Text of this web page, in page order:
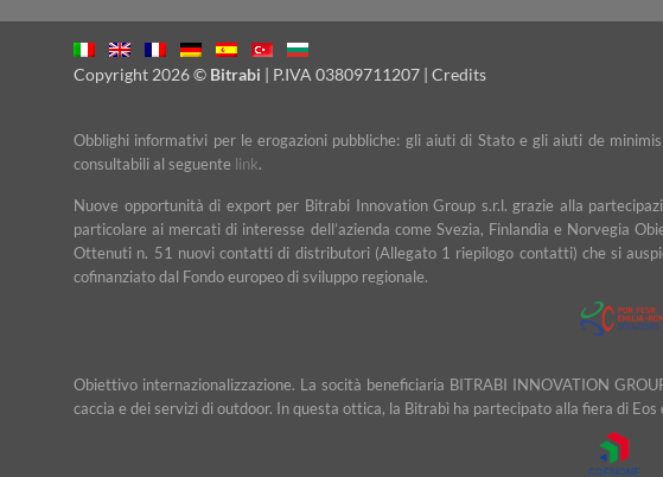
Copyright 2026 © Bitrabi | P.IVA 03809711207 | Credits
Obblighi informativi per le erogazioni pubbliche: gli aiuti di Stato e gli aiuti de
consultabili al seguente link.
Nuove opportunità di export per Bitrabi Innovation Group s.r.l. grazie alla
particolare ai mercati di interesse dell’azienda come Svezia, Finlandia e Norvegia
Ottenuti n. 51 nuovi contatti di distributori (Allegato 1 riepilogo contatti) che si
cofinanziato dal Fondo europeo di sviluppo regionale.
Obiettivo internazionalizzazione. La socità beneficiaria BITRABI INNOVATION
caccia e dei servizi di outdoor. In questa ottica, la Bitrabì ha partecipato alla fiera di